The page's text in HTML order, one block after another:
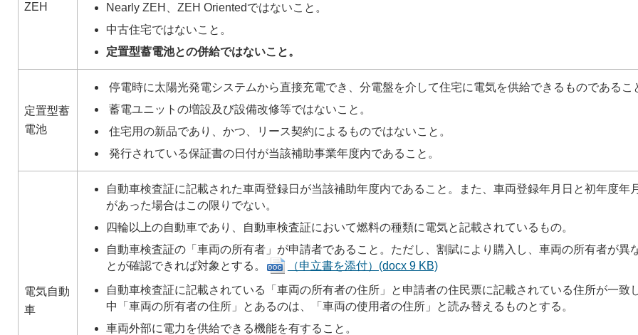
ZEH
Nearly ZEH、ZEH Orientedではないこと。
中古住宅ではないこと。
定置型蓄電池との併給ではないこと。
定置型蓄
電池
停電時に太陽光発電システムから直接充電でき、分電盤を介して住宅に電気を供給できるものであるこ
蓄電ユニットの増設及び設備改修等ではないこと。
住宅用の新品であり、かつ、リース契約によるものではないこと。
発行されている保証書の日付が当該補助事業年度内であること。
電気自動
車
自動車検査証に記載された車両登録日が当該補助年度内であること。また、車両登録年月日と初年度
があった場合はこの限りでない。
四輪以上の自動車であり、自動車検査証において燃料の種類に電気と記載されているもの。
自動車検査証の「車両の所有者」が申請者であること。ただし、割賦により購入し、車両の所有者が
とが確認できれば対象とする。
（申立書を添付）(docx 9 KB)
自動車検査証に記載されている「車両の所有者の住所」と申請者の住民票に記載されている住所が一
中「車両の所有者の住所」とあるのは、「車両の使用者の住所」と読み替えるものとする。
車両外部に電力を供給できる機能を有すること。